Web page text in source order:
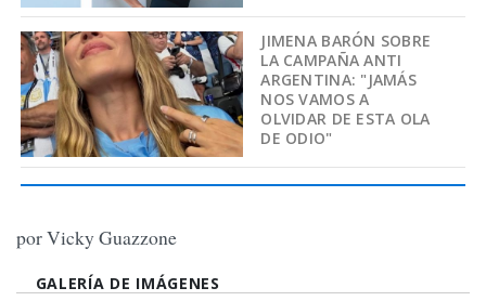
JIMENA BARÓN SOBRE
LA CAMPAÑA ANTI
ARGENTINA: "JAMÁS
NOS VAMOS A
OLVIDAR DE ESTA OLA
DE ODIO"
por Vicky Guazzone
GALERÍA DE IMÁGENES